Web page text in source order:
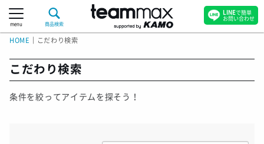
menu 商品検索
HOME こだわり検索
こだわり検索
条件を絞ってアイテムを探そう！
LINEで簡単
お問い合わせ